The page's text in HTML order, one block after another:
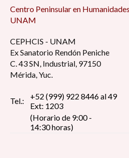
Centro Peninsular en
UNAM
CEPHCIS - UNAM
Ex Sanatorio Rendón Peniche
C. 43 SN, Industrial, 97150
Mérida, Yuc.
Tel.:
+52 (999) 922 8446 al 49
Ext: 1203
(Horario de 9:00 -
14:30 horas)